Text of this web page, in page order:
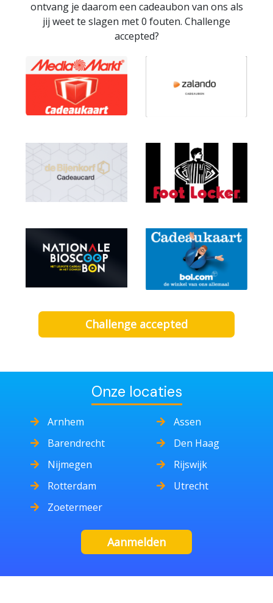
ontvang je daarom een cadeaubon van ons als
jij weet te slagen met 0 fouten. Challenge
accepted?
Challenge accepted
Onze locaties
Arnhem
Assen
Barendrecht
Den Haag
Nijmegen
Rijswijk
Rotterdam
Utrecht
Zoetermeer
Aanmelden